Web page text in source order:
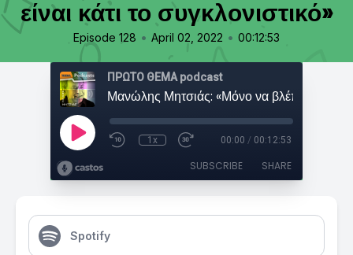
είναι κάτι το συγκλονιστικό»
Episode 128 • April 02, 2022 • 00:12:53
ΠΡΩΤΟ ΘΕΜΑ podcast
1x 00:00 / 00:12:53
SUBSCRIBE SHARE
Spotify